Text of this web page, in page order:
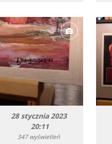
28 stycznia 2023
20:11
347 wyświetleń